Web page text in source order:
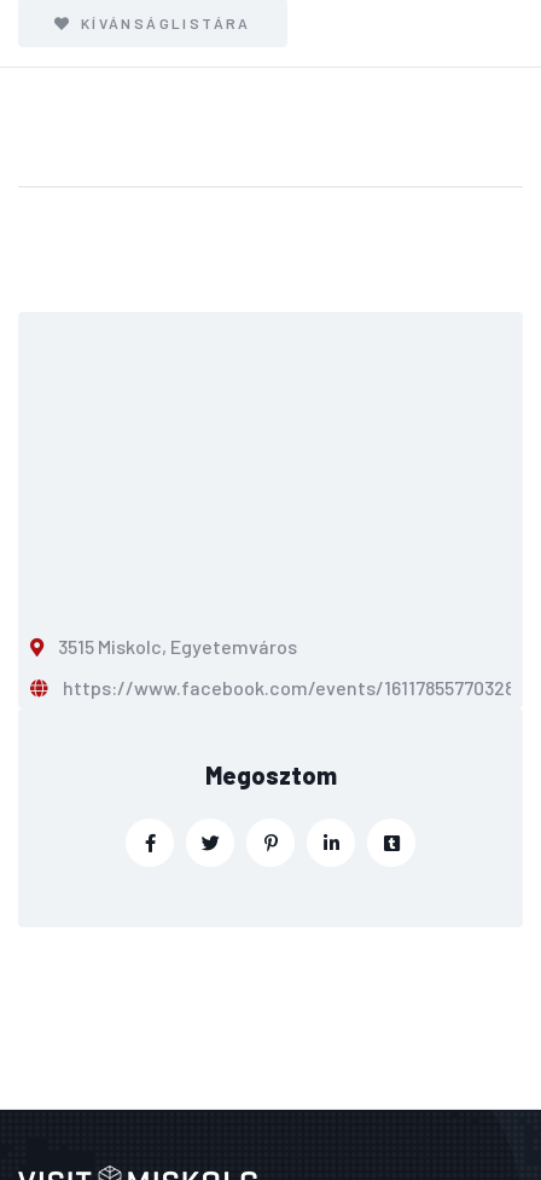
KÍVÁNSÁGLISTÁRA
3515 Miskolc, Egyetemváros
https://www.facebook.com/events/
Megosztom